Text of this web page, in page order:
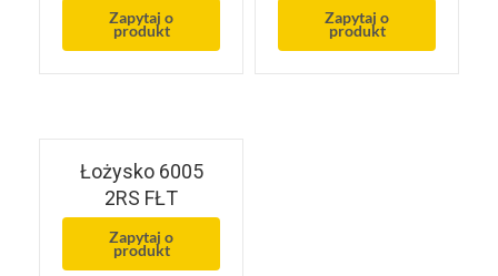
Zapytaj o
produkt
Zapytaj o
produkt
Łożysko 6005
2RS FŁT
Zapytaj o
produkt